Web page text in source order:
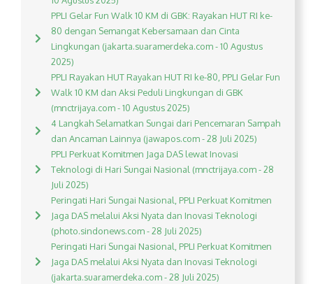
PPLI Gelar Fun Walk 10 KM di GBK: Rayakan HUT RI ke-
80 dengan Semangat Kebersamaan dan Cinta
Lingkungan (jakarta.suaramerdeka.com - 10 Agustus
2025)
PPLI Rayakan HUT Rayakan HUT RI ke-80, PPLI Gelar Fun
Walk 10 KM dan Aksi Peduli Lingkungan di GBK
(mnctrijaya.com - 10 Agustus 2025)
4 Langkah Selamatkan Sungai dari Pencemaran Sampah
dan Ancaman Lainnya (jawapos.com - 28 Juli 2025)
PPLI Perkuat Komitmen Jaga DAS lewat Inovasi
Teknologi di Hari Sungai Nasional (mnctrijaya.com - 28
Juli 2025)
Peringati Hari Sungai Nasional, PPLI Perkuat Komitmen
Jaga DAS melalui Aksi Nyata dan Inovasi Teknologi
(photo.sindonews.com - 28 Juli 2025)
Peringati Hari Sungai Nasional, PPLI Perkuat Komitmen
Jaga DAS melalui Aksi Nyata dan Inovasi Teknologi
(jakarta.suaramerdeka.com - 28 Juli 2025)